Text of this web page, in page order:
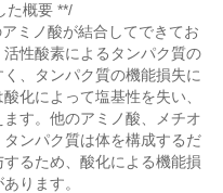
た概要 **/
ミノ酸が結合してできてお
性酸素によるタンパク質の
、タンパク質の機能損失に
化によって塩基性を失い、
す。他のアミノ酸、メチオ
ンパク質は体を構成するだ
るため、酸化による機能損
ります。